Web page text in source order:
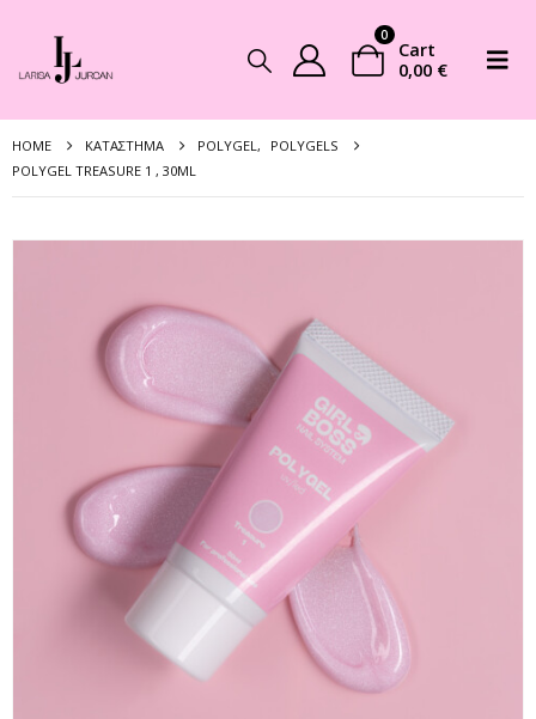
0
Cart
0,00 €
HOME ΚΑΤΆΣΤΗΜΑ POLYGEL,
POLYGELS
POLYGEL TREASURE 1 , 30ML